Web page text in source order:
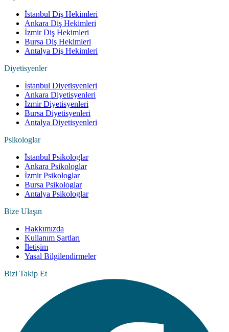
İstanbul Diş Hekimleri
Ankara Diş Hekimleri
İzmir Diş Hekimleri
Bursa Diş Hekimleri
Antalya Diş Hekimleri
Diyetisyenler
İstanbul Diyetisyenleri
Ankara Diyetisyenleri
İzmir Diyetisyenleri
Bursa Diyetisyenleri
Antalya Diyetisyenleri
Psikologlar
İstanbul Psikologlar
Ankara Psikologlar
İzmir Psikologlar
Bursa Psikologlar
Antalya Psikologlar
Bize Ulaşın
Hakkımızda
Kullanım Şartları
İletişim
Yasal Bilgilendirmeler
Bizi Takip Et